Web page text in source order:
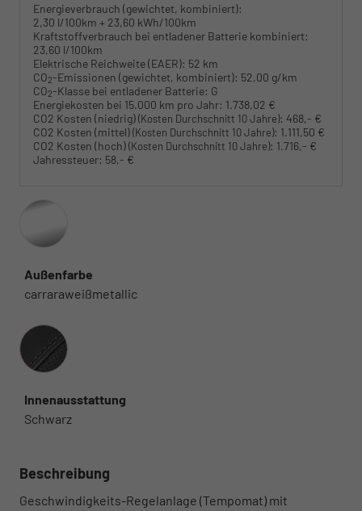
Energieverbrauch (gewichtet, kombiniert):
2,30 l/100km + 23,60 kWh/100km
Kraftstoffverbrauch bei entladener Batterie kombiniert:
23,60 l/100km
Elektrische Reichweite (EAER): 52 km
CO2-Emissionen (gewichtet, kombiniert): 52,00 g/km
CO2-Klasse bei entladener Batterie: G
Energiekosten bei 15.000 km pro Jahr: 1.738,02 €
CO2 Kosten (niedrig)(Kosten Durchschnitt 10 Jahre): 468,- €
CO2 Kosten (mittel)(Kosten Durchschnitt 10 Jahre): 1.111,50 €
CO2 Kosten (hoch)(Kosten Durchschnitt 10 Jahre): 1.716,- €
Jahressteuer: 58,- €
Außenfarbe
carraraweißmetallic
Innenausstattung
Innenausstattung
Schwarz
Beschreibung
Geschwindigkeits-Regelanlage (Tempomat) mit